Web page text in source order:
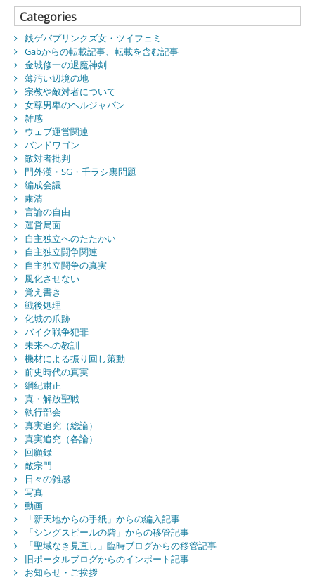
Categories
銭ゲバプリンクズ女・ツイフェミ
Gabからの転載記事、転載を含む記事
金城修一の退魔神剣
薄汚い辺境の地
宗教や敵対者について
女尊男卑のヘルジャパン
雑感
ウェブ運営関連
バンドワゴン
敵対者批判
門外漢・SG・千ラシ裏問題
編成会議
粛清
言論の自由
運営局面
自主独立へのたたかい
自主独立闘争関連
自主独立闘争の真実
風化させない
覚え書き
戦後処理
化城の爪跡
バイク戦争犯罪
未来への教訓
機材による振り回し策動
前史時代の真実
綱紀粛正
真・解放聖戦
執行部会
真実追究（総論）
真実追究（各論）
回顧録
敵宗門
日々の雑感
写真
動画
「新天地からの手紙」からの編入記事
「シングスピールの砦」からの移管記事
「聖域なき見直し」臨時ブログからの移管記事
旧ポータルブログからのインポート記事
お知らせ・ご挨拶